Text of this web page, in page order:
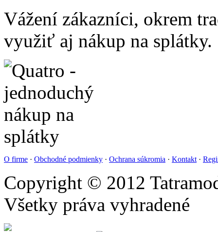
Vážení zákazníci, okrem
využiť aj nákup na splátky.
O firme · Obchodné podmienky · Ochrana súkromia · Kontakt ·
Copyright © 2012
Všetky práva vyhradené